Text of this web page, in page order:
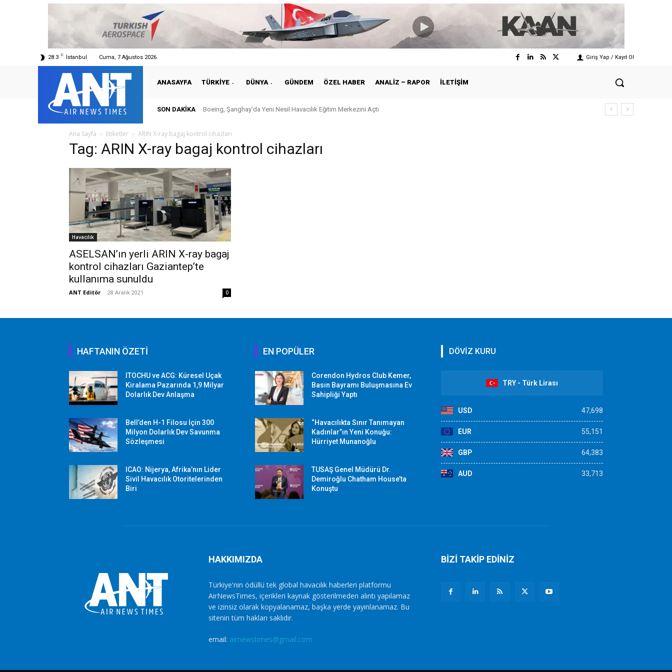
28.3 C İstanbul Cuma, 7 Ağustos 2026 Giriş Yap / Kayıt Ol
ANASAYFA TÜRKIYE DÜNYA GÜNDEM ÖZEL HABER ANALIZ – RAPOR İLETIŞIM
SON DAKIKA Boeing, Şanghay’da Yeni Nesil Havacılık Eğitim Merkezini Açtı
Ana Sayfa Etiketler ARIN X-ray bagaj kontrol cihazları
Tag: ARIN X-ray bagaj kontrol cihazları
Havacılık
ASELSAN’ın yerli ARIN X-ray bagaj
kontrol cihazları Gaziantep’te
kullanıma sunuldu
ANT Editör - 28 Aralık 2021 0
HAFTANIN ÖZETİ
ITOCHU ve ACG: Küresel Uçak
Kiralama Pazarında 1,9 Milyar
Dolarlık Dev Anlaşma
Bell’den H-1 Filosu İçin 300
Milyon Dolarlık Dev Savunma
Sözleşmesi
ICAO: Nijerya, Afrika’nın Lider
Sivil Havacılık Otoritelerinden
Biri
EN POPÜLER
Corendon Hydros Club Kemer,
Basın Bayramı Buluşmasına Ev
Sahipliği Yaptı
“Havacılıkta Sınır Tanımayan
Kadınlar”ın Yeni Konuğu:
Hürriyet Munanoğlu
TUSAŞ Genel Müdürü Dr.
Demiroğlu Chatham House’ta
Konuştu
DÖVİZ KURU
TRY - Türk Lirası
USD 47,698
EUR 55,151
GBP 64,383
AUD 33,713
HAKKIMIZDA
Türkiye'nin ödüllü tek global havacılık haberleri platformu
AirNewsTimes, içerikleri kaynak gösterilmeden alıntı yapılamaz
ve izinsiz olarak kopyalanamaz, başka yerde yayınlanamaz. Bu
sitenin tüm hakları saklıdır.
email: airnewstimes@gmail.com
BİZİ TAKİP EDİNİZ